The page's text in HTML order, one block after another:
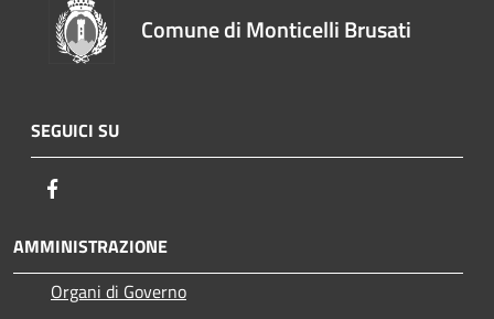
Comune di Monticelli Brusati
SEGUICI SU
AMMINISTRAZIONE
Organi di Governo